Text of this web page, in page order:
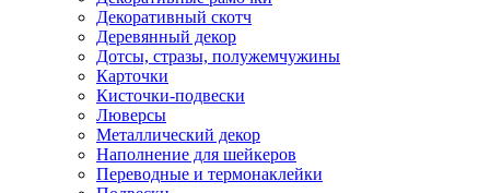
Декоративный скотч
Деревянный декор
Дотсы, стразы, полужемчужины
Карточки
Кисточки-подвески
Люверсы
Металлический декор
Наполнение для шейкеров
Переводные и термонаклейки